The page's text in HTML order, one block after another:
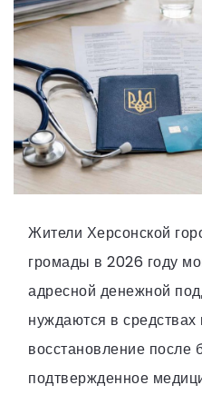
Жители Херсонской
громады в 2026 году
адресной денежной
нуждаются в
восстановление после
подтвержденное